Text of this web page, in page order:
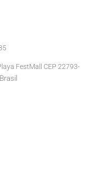
FestMall CEP 22793-
Brasil